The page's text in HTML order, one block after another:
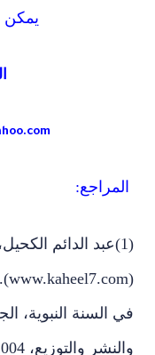
يمكن
المراجع:
(1)عبد الدائم
في السنة النبوية،
والنشر والتوزيع، 2004،ص194.